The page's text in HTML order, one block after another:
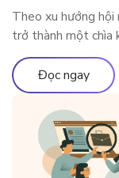
Theo xu hướng hội
trở thành một chìa
môi trường quốc
được Việt Nam và
Cùng ELSA
Đọc ngay